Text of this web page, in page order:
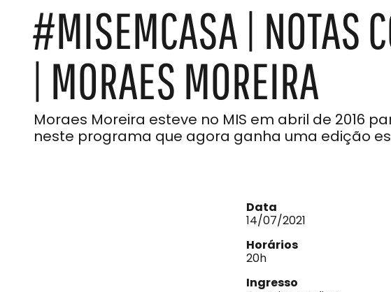
#MISEMCASA | NOTAS
| MORAES MOREIRA
Moraes Moreira esteve no MIS em abril de 2016
neste programa que agora ganha uma edição
Data
14/07/2021
Horários
20h
Ingresso